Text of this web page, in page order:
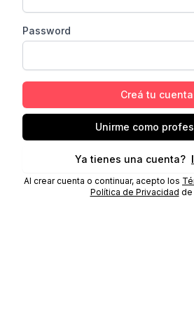
Password
Creá tu cuenta
Unirme como
Ya tienes una cuenta?
Al crear cuenta o continuar, acepto los
Política de Privacidad de